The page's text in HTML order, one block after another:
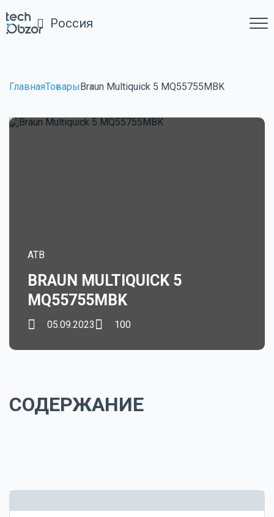
Россия
ГлавнаяТоварыBraun Multiquick 5 MQ55755MBK
ATB
BRAUN MULTIQUICK 5
MQ55755MBK
05.09.2023 100
СОДЕРЖАНИЕ